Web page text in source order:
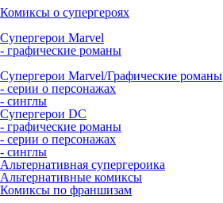
Комиксы о супергероях
Супергерои Marvel
- графические романы
Супергерои Marvel/Графические романы
- серии о персонажах
- синглы
Супергерои DC
- графические романы
- серии о персонажах
- синглы
Альтернативная супергероика
Альтернативные комиксы
Комиксы по франшизам